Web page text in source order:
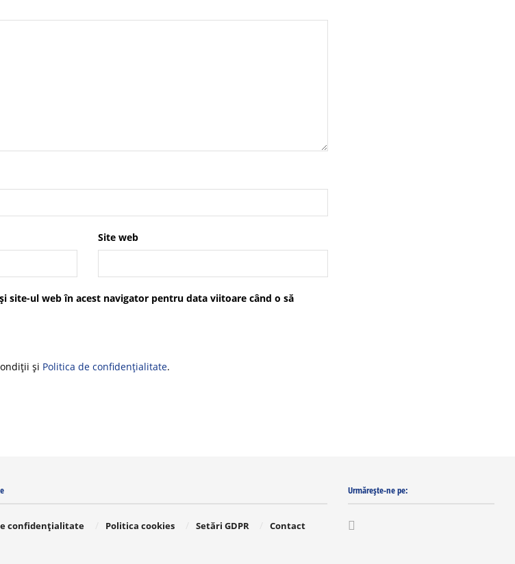
Site web
site-ul web în acest navigator pentru data viitoare când o să
și Politica de confidențialitate.
confidențialitate Politica cookies Setări GDPR Contact
Urmărește-ne pe: